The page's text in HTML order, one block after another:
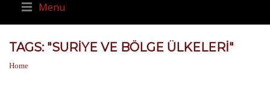
Menu
TAGS: "SURIYE VE BÖLGE ÜLKELERI"
Home